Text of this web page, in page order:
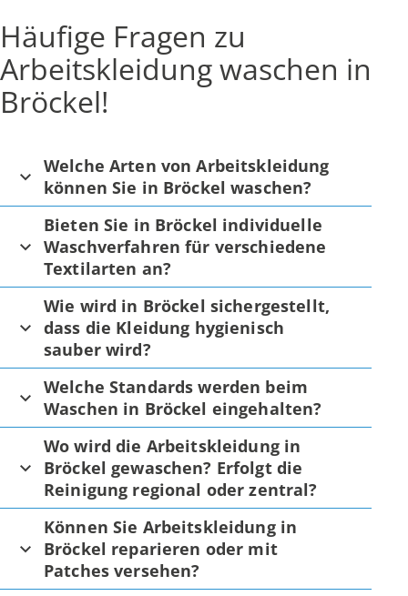
Häufige Fragen zu
Arbeitskleidung waschen in
Bröckel!
Welche Arten von Arbeitskleidung
können Sie in Bröckel waschen?
Bieten Sie in Bröckel individuelle
Waschverfahren für verschiedene
Textilarten an?
Wie wird in Bröckel sichergestellt,
dass die Kleidung hygienisch
sauber wird?
Welche Standards werden beim
Waschen in Bröckel eingehalten?
Wo wird die Arbeitskleidung in
Bröckel gewaschen? Erfolgt die
Reinigung regional oder zentral?
Können Sie Arbeitskleidung in
Bröckel reparieren oder mit
Patches versehen?